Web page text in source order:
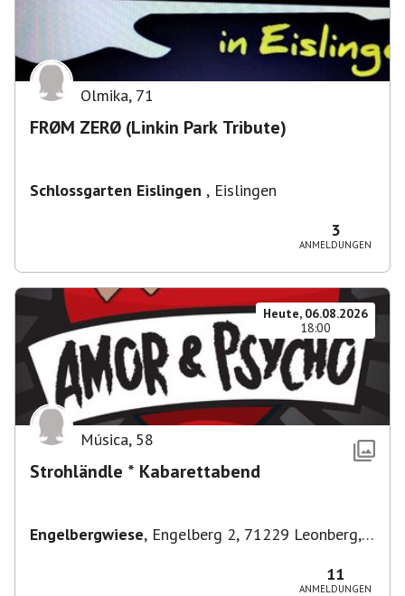
Olmika, 71
FRØM ZERØ (Linkin Park Tribute)
Schlossgarten Eislingen , Eislingen
3
ANMELDUNGEN
Heute, 06.08.2026
18:00
Música, 58
Strohländle * Kabarettabend
Engelbergwiese, Engelberg 2, 71229 Leonberg,
11
ANMELDUNGEN